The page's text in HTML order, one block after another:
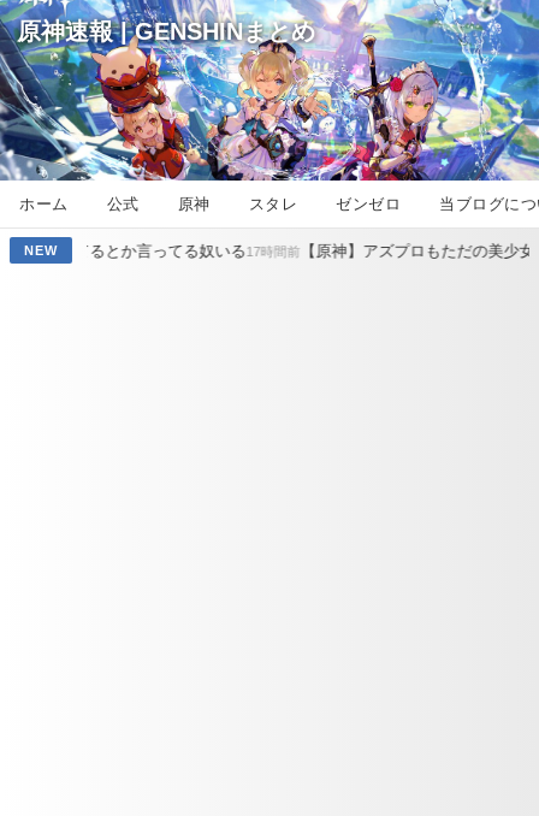
原神速報 | GENSHINまとめ
ホーム 公式 原神 スタレ ゼンゼロ 当ブログに
NEW
ってる奴いる17時間前【原神】アズプロもただの美少女動物園じゃ原神超